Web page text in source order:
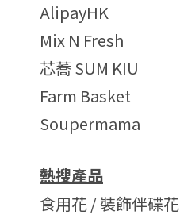
AlipayHK
Mix N Fresh
芯蕎 SUM KIU
Farm Basket
Soupermama
熱搜產品
食用花 / 裝飾伴碟花